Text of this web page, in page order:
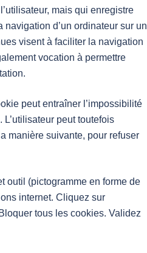
mais qui enregistre
d’un ordinateur sur un
visent à faciliter la navigation
vocation à permettre
peut entraîner l’impossibilité
L’utilisateur peut toutefois
manière suivante, pour refuser
outil (pictogramme en forme de
internet. Cliquez sur
tous les cookies. Validez